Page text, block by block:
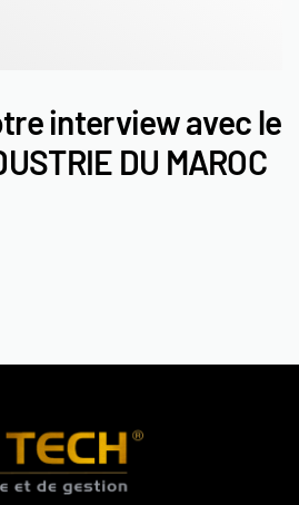
interview avec le
DU MAROC